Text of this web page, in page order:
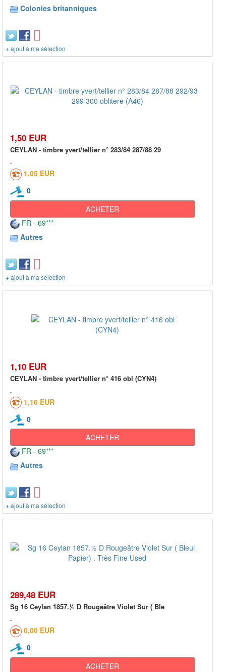
Colonies britanniques
+ ajout à ma sélection
1,50 EUR
CEYLAN - timbre yvert/tellier n° 283/84 287/88 29
1,05 EUR
0
ACHETER
FR - 69***
Autres
+ ajout à ma sélection
1,10 EUR
CEYLAN - timbre yvert/tellier n° 416 obl (CYN4)
1,16 EUR
0
ACHETER
FR - 69***
Autres
+ ajout à ma sélection
289,48 EUR
Sg 16 Ceylan 1857.½ D Rougeâtre Violet Sur ( Ble
0,00 EUR
0
ACHETER